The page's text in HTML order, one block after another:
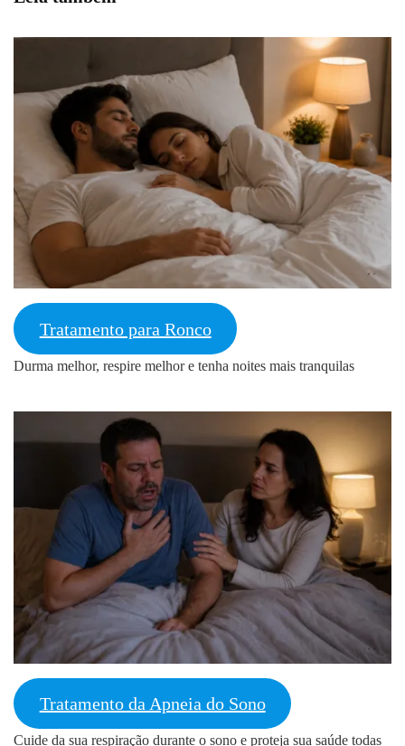
Tratamento para Ronco
Durma melhor, respire melhor e tenha noites mais tranquilas
Tratamento da Apneia do Sono
Cuide da sua respiração durante o sono e proteja sua saúde todas